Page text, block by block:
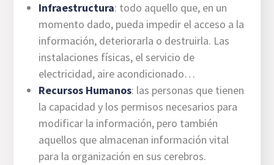
Infraestructura: todo aquello que, en un
momento dado, pueda impedir el acceso a la
información, deteriorarla o destruirla. Las
instalaciones físicas, el servicio de
electricidad, aire acondicionado…
Recursos Humanos: las personas que tienen
la capacidad y los permisos necesarios para
modificar la información, pero también
aquellos que almacenan información vital
para la organización en sus cerebros.